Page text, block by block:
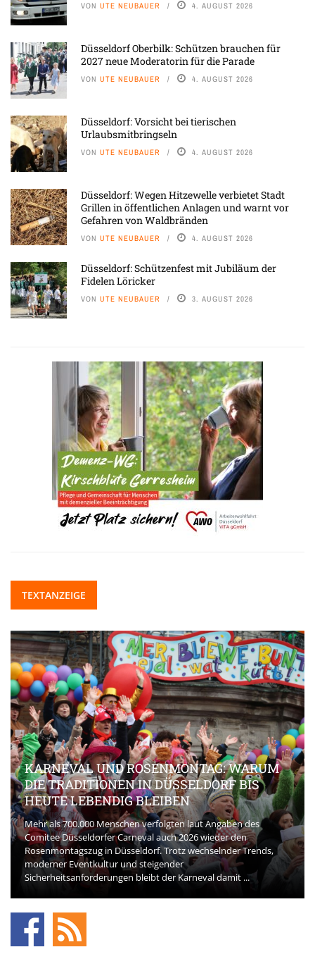
VON UTE NEUBAUER 4. AUGUST 2026
Düsseldorf Oberbilk: Schützen brauchen für
2027 neue Moderatorin für die Parade
VON UTE NEUBAUER 4. AUGUST 2026
Düsseldorf: Vorsicht bei tierischen
Urlaubsmitbringseln
VON UTE NEUBAUER 4. AUGUST 2026
Düsseldorf: Wegen Hitzewelle verbietet Stadt
Grillen in öffentlichen Anlagen und warnt vor
Gefahren von Waldbränden
VON UTE NEUBAUER 4. AUGUST 2026
Düsseldorf: Schützenfest mit Jubiläum der
Fidelen Löricker
VON UTE NEUBAUER 3. AUGUST 2026
TEXTANZEIGE
KARNEVAL UND ROSENMONTAG: WARUM
DIE TRADITIONEN IN DÜSSELDORF BIS
HEUTE LEBENDIG BLEIBEN
Mehr als 700.000 Menschen verfolgten laut Angaben des
Comitee Düsseldorfer Carneval auch 2026 wieder den
Rosenmontagszug in Düsseldorf. Trotz wechselnder Trends,
moderner Eventkultur und steigender
Sicherheitsanforderungen bleibt der Karneval damit ...